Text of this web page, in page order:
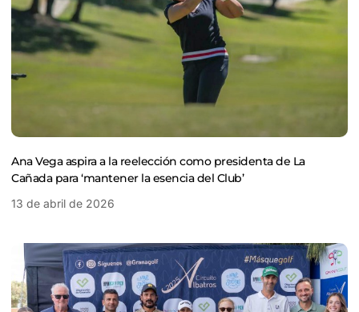
Ana Vega aspira a la reelección como presidenta de La
Cañada para ‘mantener la esencia del Club’
13 de abril de 2026